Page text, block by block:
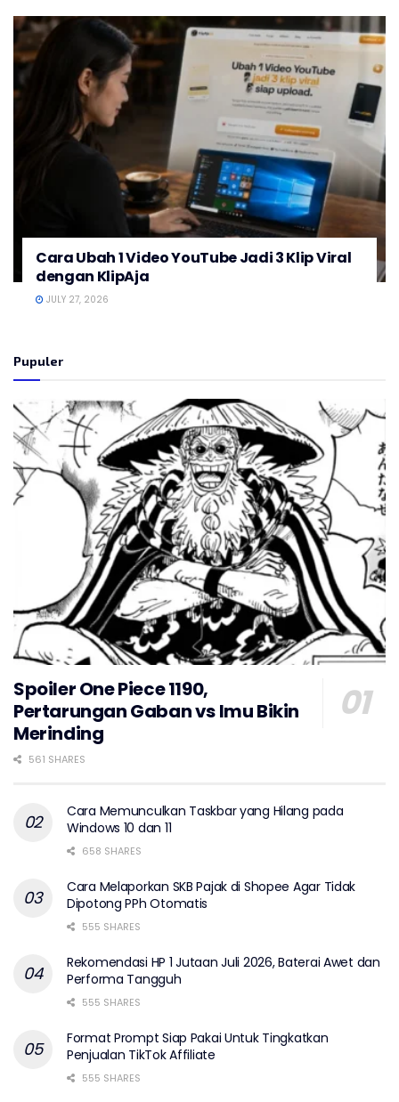
Cara Ubah 1 Video YouTube Jadi 3 Klip Viral
dengan KlipAja
JULY 27, 2026
Pupuler
Spoiler One Piece 1190,
Pertarungan Gaban vs Imu Bikin
Merinding
561 SHARES
Cara Memunculkan Taskbar yang Hilang pada
Windows 10 dan 11
658 SHARES
Cara Melaporkan SKB Pajak di Shopee Agar Tidak
Dipotong PPh Otomatis
555 SHARES
Rekomendasi HP 1 Jutaan Juli 2026, Baterai Awet dan
Performa Tangguh
555 SHARES
Format Prompt Siap Pakai Untuk Tingkatkan
Penjualan TikTok Affiliate
555 SHARES